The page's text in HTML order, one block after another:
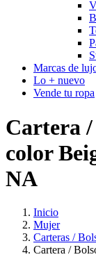
Marcas de
Lo + nuevo
Vende tu ropa
Cartera /
color
NA
Inicio
Mujer
Carteras /
Cartera /